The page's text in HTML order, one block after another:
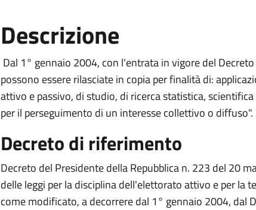
Descrizione
Dal 1° gennaio 2004, con l'entrata in vigore del
possono essere rilasciate in copia per finalità di:
attivo e passivo, di studio, di ricerca statistica,
per il perseguimento di un interesse collettivo o diffuso".
Decreto di riferimento
Decreto del Presidente della Repubblica n. 223 del 20
delle leggi per la disciplina dell'elettorato attivo e per la
come modificato, a decorrere dal 1° gennaio 2004, dal